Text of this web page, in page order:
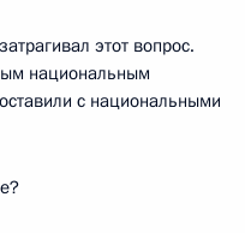
этот вопрос.
национальным
с национальными